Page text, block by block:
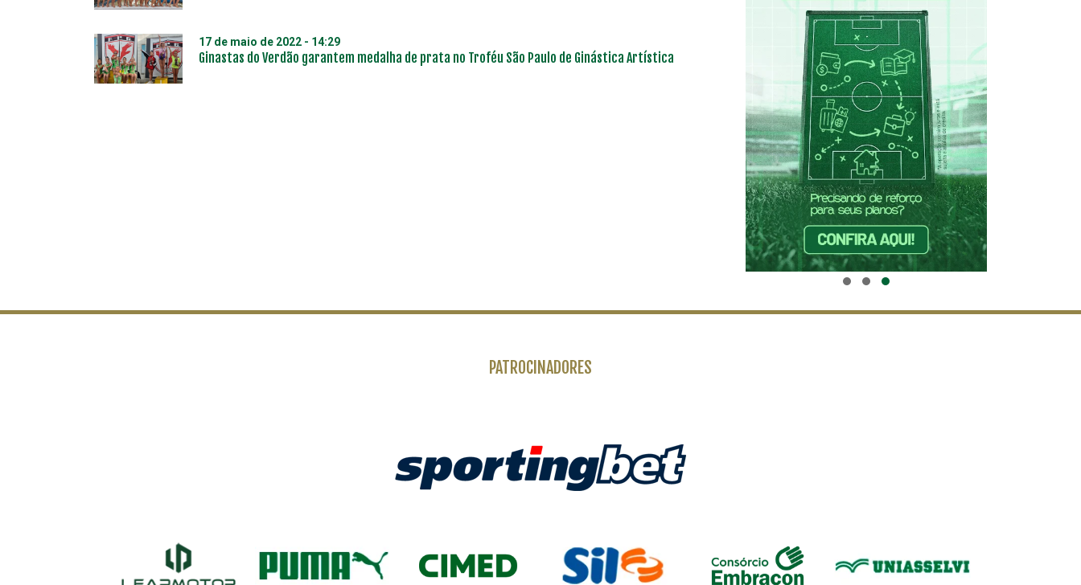
17 de maio de 2022 - 14:29
Ginastas do Verdão garantem medalha de prata no Troféu São Paulo de Ginástica Artística
PATROCINADORES